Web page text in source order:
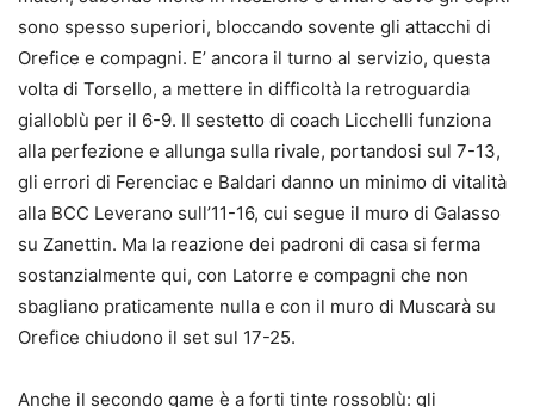
sono spesso superiori, bloccando sovente gli attacchi di
Orefice e compagni. E’ ancora il turno al servizio, questa
volta di Torsello, a mettere in difficoltà la retroguardia
gialloblù per il 6-9. Il sestetto di coach Licchelli funziona
alla perfezione e allunga sulla rivale, portandosi sul 7-13,
gli errori di Ferenciac e Baldari danno un minimo di vitalità
alla BCC Leverano sull’11-16, cui segue il muro di Galasso
su Zanettin. Ma la reazione dei padroni di casa si ferma
sostanzialmente qui, con Latorre e compagni che non
sbagliano praticamente nulla e con il muro di Muscarà su
Orefice chiudono il set sul 17-25.
Anche il secondo game è a forti tinte rossoblù: gli